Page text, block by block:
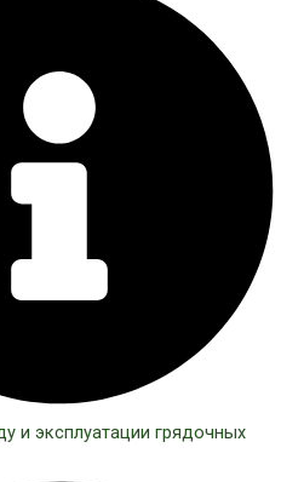
и эксплуатации грядочных